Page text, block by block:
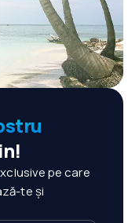
pe care
te și